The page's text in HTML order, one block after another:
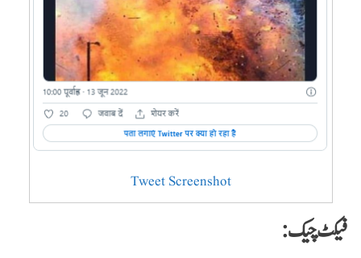
Tweet Screenshot
فیکٹ چیک: